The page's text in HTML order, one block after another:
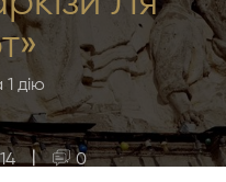
дію
14 | 0